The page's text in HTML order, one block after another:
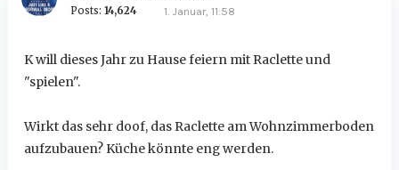
Posts: 14,624 1. Januar, 11:58
K will dieses Jahr zu Hause feiern mit Raclette und
"spielen".
Wirkt das sehr doof, das Raclette am Wohnzimmerboden
aufzubauen? Küche könnte eng werden.